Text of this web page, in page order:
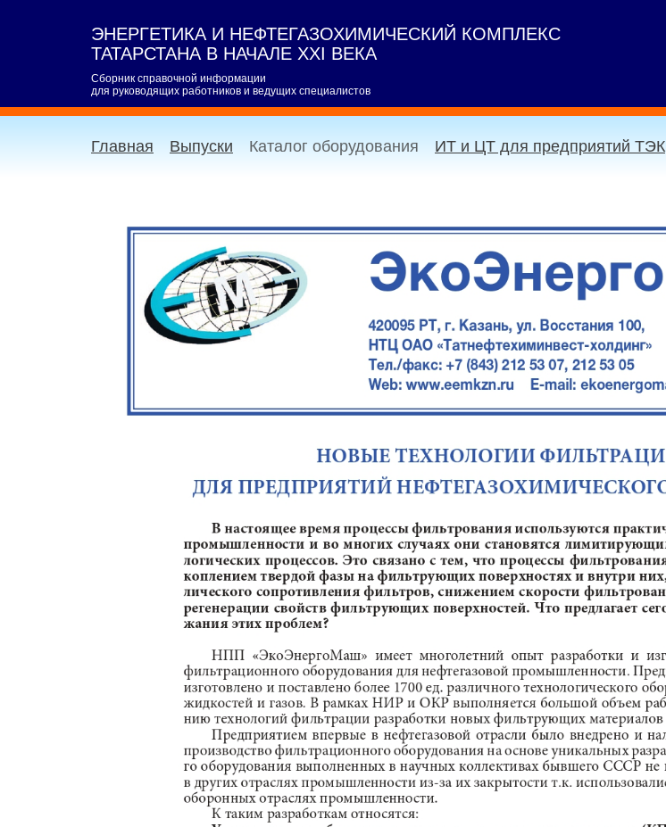
ЭНЕРГЕТИКА И НЕФТЕГАЗОХИМИЧЕСКИЙ КОМПЛЕКС
ТАТАРСТАНА В НАЧАЛЕ XXI ВЕКА
Сборник справочной информации
для руководящих работников и ведущих специалистов
Главная Выпуски Каталог оборудования ИТ и ЦТ для предприятий ТЭК